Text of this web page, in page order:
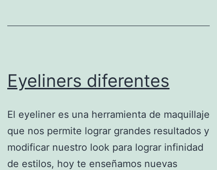
Eyeliners diferentes
El eyeliner es una herramienta de maquillaje
que nos permite lograr grandes resultados y
modificar nuestro look para lograr infinidad
de estilos, hoy te enseñamos nuevas